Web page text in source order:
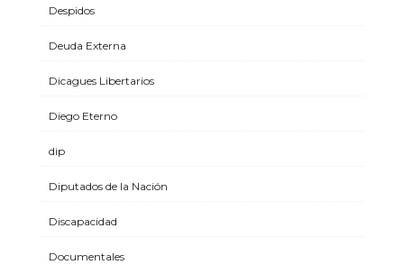
Despidos
Deuda Externa
Dicagues Libertarios
Diego Eterno
dip
Diputados de la Nación
Discapacidad
Documentales